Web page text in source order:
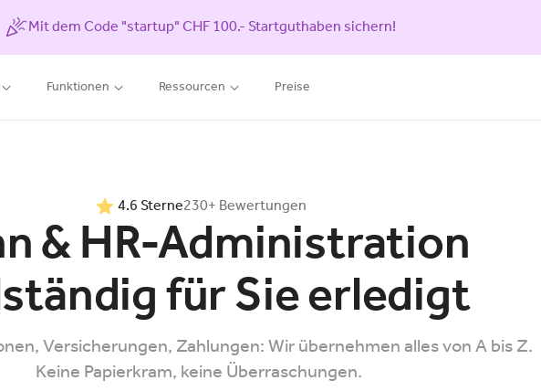
Mit dem Code "startup" CHF 100.- Startguthaben sichern!
Funktionen Ressourcen Preise
4.6 Sterne230+ Bewertungen
& HR-Administration
für Sie erledigt
Versicherungen, Zahlungen: Wir übernehmen alles von A bis Z.
Keine Papierkram, keine Überraschungen.